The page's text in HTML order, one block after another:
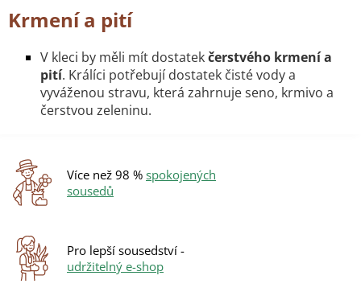
Krmení a pití
V kleci by měli mít dostatekčerstvého krmení a
pití. Králíci potřebují dostatek čisté vody a
vyváženou stravu, která zahrnuje seno, krmivo a
čerstvou zeleninu.
Více než 98 % spokojených
sousedů
Pro lepší sousedství -
udržitelný e-shop